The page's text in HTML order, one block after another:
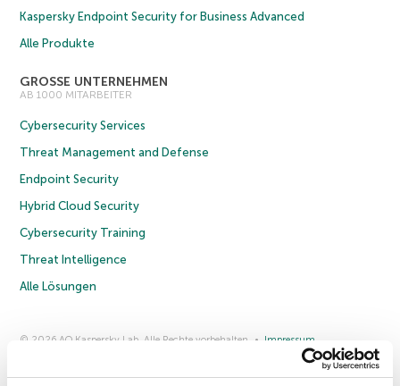
Kaspersky Endpoint Security for Business Advanced
Alle Produkte
GROSSE UNTERNEHMEN
AB 1000 MITARBEITER
Cybersecurity Services
Threat Management and Defense
Endpoint Security
Hybrid Cloud Security
Cybersecurity Training
Threat Intelligence
Alle Lösungen
© 2026 AO Kaspersky Lab. Alle Rechte vorbehalten.
Impressum
Lizenzvereinbarung B2B